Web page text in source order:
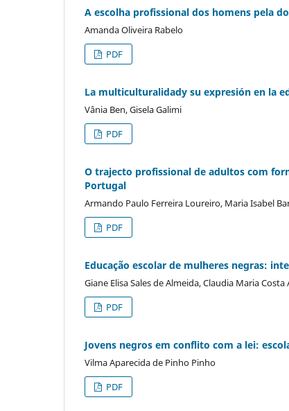
A escolha profissional dos homens pela
Amanda Oliveira Rabelo
PDF
La multiculturalidady su expresión en la
Vânia Ben, Gisela Galimi
PDF
O trajecto profissional de adultos com
Portugal
Armando Paulo Ferreira Loureiro, Maria Isabel
PDF
Educação escolar de mulheres negras:
Giane Elisa Sales de Almeida, Claudia Maria Costa
PDF
Jovens negros em conflito com a lei:
Vilma Aparecida de Pinho Pinho
PDF